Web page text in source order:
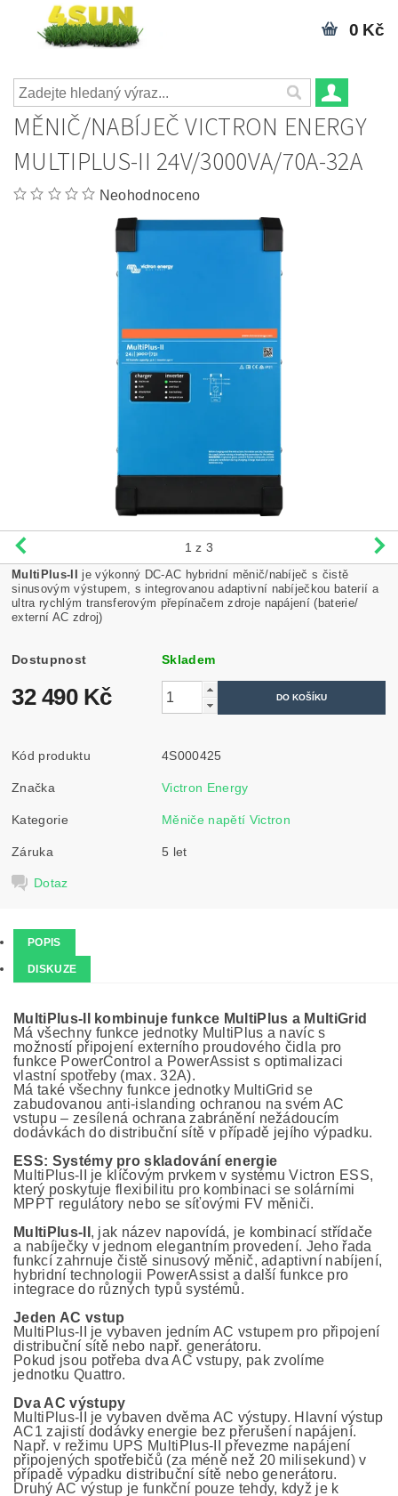
0 Kč
MĚNIČ/NABÍJEČ VICTRON ENERGY
MULTIPLUS-II 24V/3000VA/70A-32A
Neohodnoceno
1 z 3
MultiPlus-II je výkonný DC-AC hybridní měnič/nabíječ s čistě
sinusovým výstupem, s integrovanou adaptivní nabíječkou baterií a
ultra rychlým transferovým přepínačem zdroje napájení (baterie/
externí AC zdroj)
Dostupnost Skladem
32 490 Kč
Kód produktu 4S000425
Značka Victron Energy
Kategorie Měniče napětí Victron
Záruka 5 let
Dotaz
POPIS
DISKUZE
MultiPlus-II kombinuje funkce MultiPlus a MultiGrid
Má všechny funkce jednotky MultiPlus a navíc s
možností připojení externího proudového čidla pro
funkce PowerControl a PowerAssist s optimalizaci
vlastní spotřeby (max. 32A).
Má také všechny funkce jednotky MultiGrid se
zabudovanou anti-islanding ochranou na svém AC
vstupu – zesílená ochrana zabránění nežádoucím
dodávkách do distribuční sítě v případě jejího výpadku.
ESS: Systémy pro skladování energie
MultiPlus-II je klíčovým prvkem v systému Victron ESS,
který poskytuje flexibilitu pro kombinaci se solárními
MPPT regulátory nebo se síťovými FV měniči.
MultiPlus-II , jak název napovídá, je kombinací střídače
a nabíječky v jednom elegantním provedení. Jeho řada
funkcí zahrnuje čistě sinusový měnič, adaptivní nabíjení,
hybridní technologii PowerAssist a další funkce pro
integrace do různých typů systémů.
Jeden AC vstup
MultiPlus-II je vybaven jedním AC vstupem pro připojení
distribuční sítě nebo např. generátoru.
Pokud jsou potřeba dva AC vstupy, pak zvolíme
jednotku Quattro.
Dva AC výstupy
MultiPlus-II je vybaven dvěma AC výstupy. Hlavní výstup
AC1 zajistí dodávky energie bez přerušení napájení.
Např. v režimu UPS MultiPlus-II převezme napájení
připojených spotřebičů (za méně než 20 milisekund) v
případě výpadku distribuční sítě nebo generátoru.
Druhý AC výstup je funkční pouze tehdy, když je k